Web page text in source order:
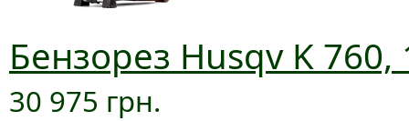
Бензорез Husqv K 760,
30 975 грн.